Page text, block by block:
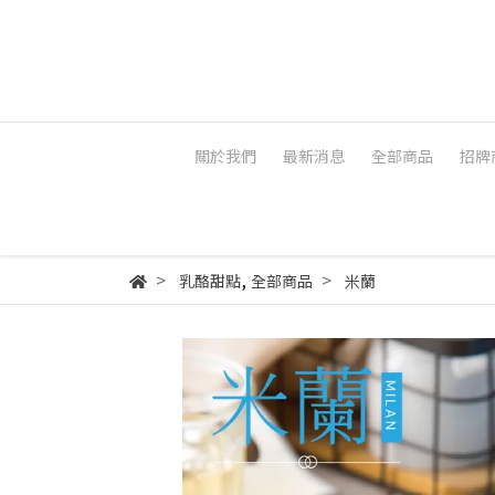
關於我們 最新消息 全部商品 招牌
乳酪甜點, 全部商品 米蘭